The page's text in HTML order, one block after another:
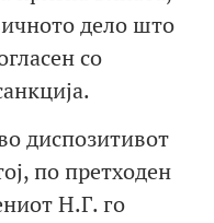
дело што
со
диспозитивот
по претходен
Н.Г. го